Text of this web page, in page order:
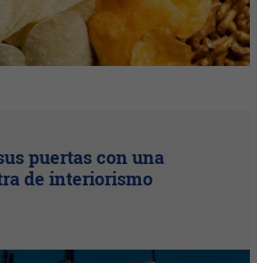
puertas con una
de interiorismo